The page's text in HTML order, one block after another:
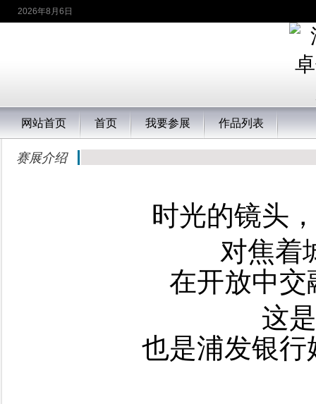
2026年8月6日
网站首页 首页 我要参展 作品列表
赛展介绍
时光的镜头
对焦着
在开放中交
这
也是浦发银